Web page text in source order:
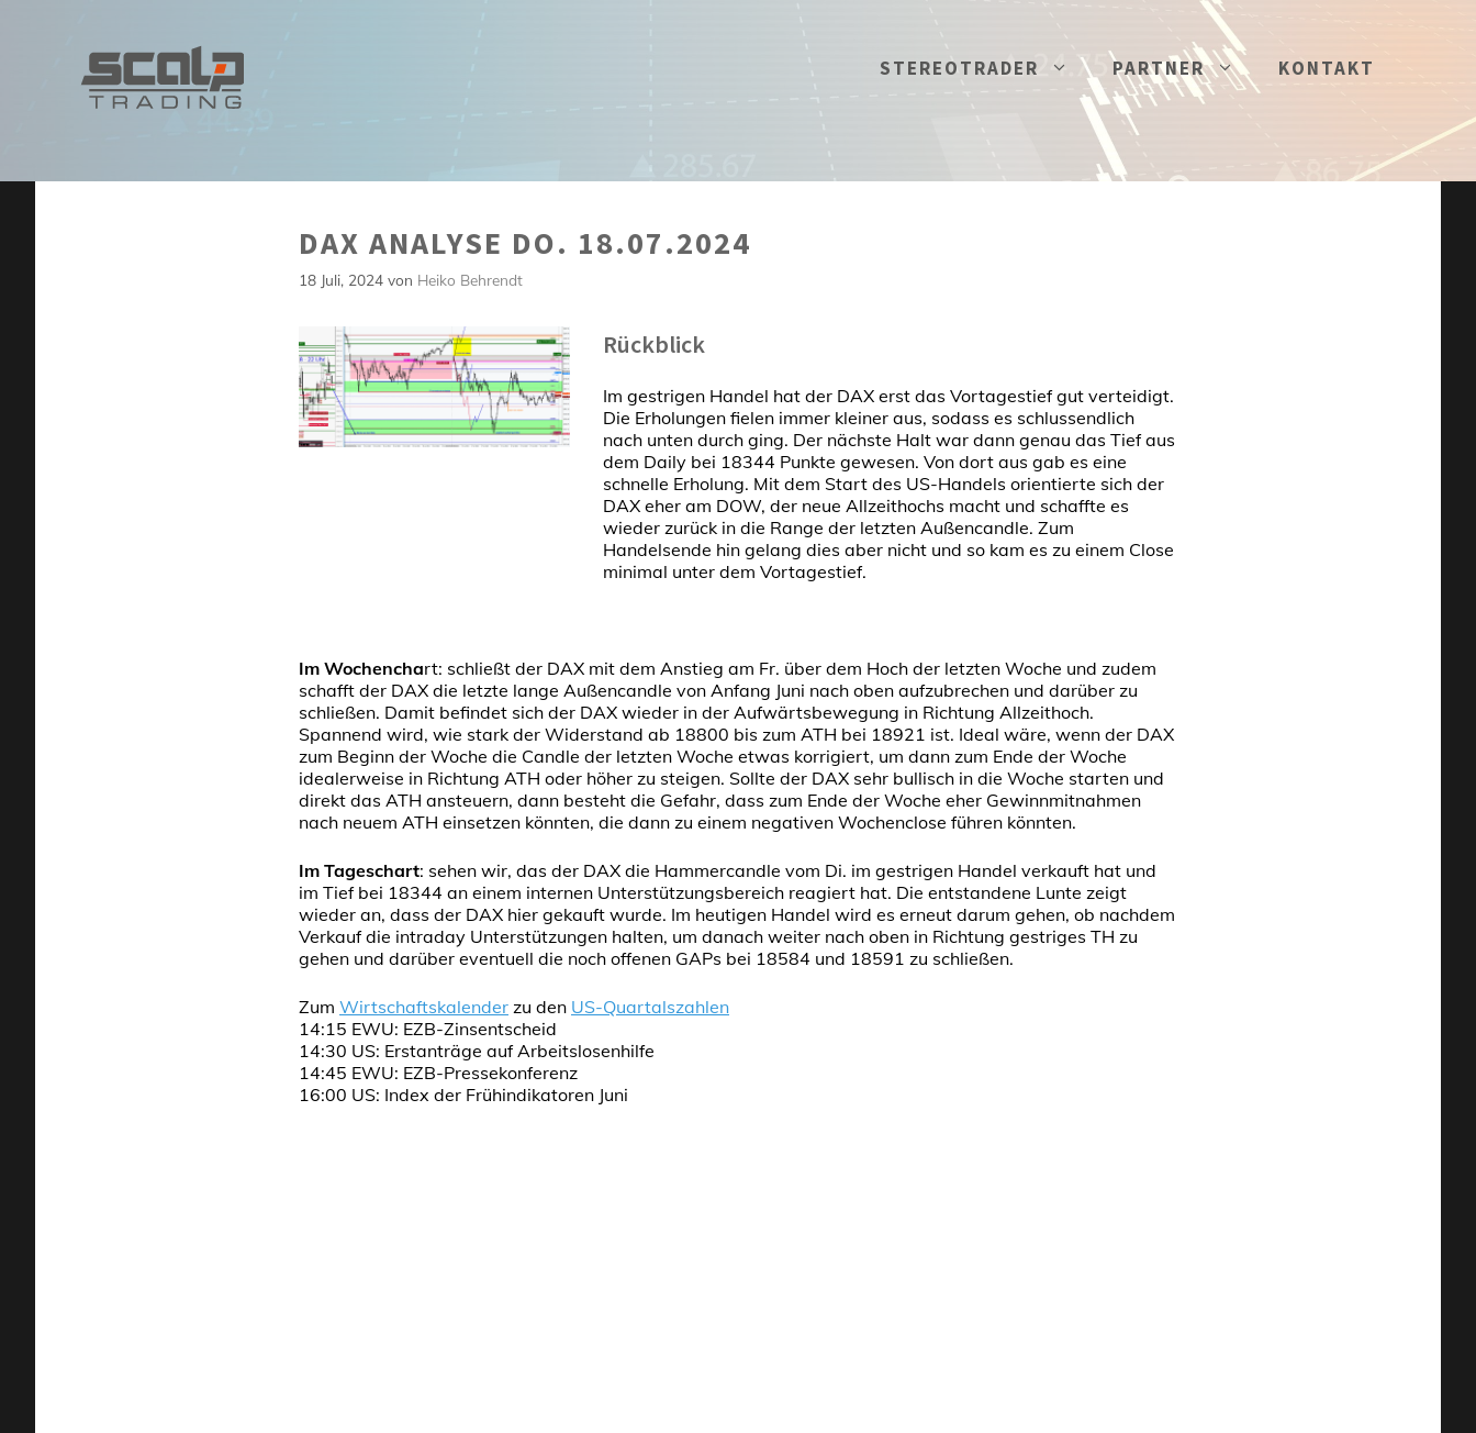
STEREOTRADER PARTNER KONTAKT
DAX ANALYSE DO. 18.07.2024
18 Juli, 2024 von Heiko Behrendt
Rückblick
Im gestrigen Handel hat der DAX erst das Vortagestief gut verteidigt.
Die Erholungen fielen immer kleiner aus, sodass es schlussendlich
nach unten durch ging. Der nächste Halt war dann genau das Tief aus
dem Daily bei 18344 Punkte gewesen. Von dort aus gab es eine
schnelle Erholung. Mit dem Start des US-Handels orientierte sich der
DAX eher am DOW, der neue Allzeithochs macht und schaffte es
wieder zurück in die Range der letzten Außencandle. Zum
Handelsende hin gelang dies aber nicht und so kam es zu einem Close
minimal unter dem Vortagestief.
Im Wochenchart: schließt der DAX mit dem Anstieg am Fr. über dem Hoch der letzten Woche und zudem
schafft der DAX die letzte lange Außencandle von Anfang Juni nach oben aufzubrechen und darüber zu
schließen. Damit befindet sich der DAX wieder in der Aufwärtsbewegung in Richtung Allzeithoch.
Spannend wird, wie stark der Widerstand ab 18800 bis zum ATH bei 18921 ist. Ideal wäre, wenn der DAX
zum Beginn der Woche die Candle der letzten Woche etwas korrigiert, um dann zum Ende der Woche
idealerweise in Richtung ATH oder höher zu steigen. Sollte der DAX sehr bullisch in die Woche starten und
direkt das ATH ansteuern, dann besteht die Gefahr, dass zum Ende der Woche eher Gewinnmitnahmen
nach neuem ATH einsetzen könnten, die dann zu einem negativen Wochenclose führen könnten.
Im Tageschart: sehen wir, das der DAX die Hammercandle vom Di. im gestrigen Handel verkauft hat und
im Tief bei 18344 an einem internen Unterstützungsbereich reagiert hat. Die entstandene Lunte zeigt
wieder an, dass der DAX hier gekauft wurde. Im heutigen Handel wird es erneut darum gehen, ob nachdem
Verkauf die intraday Unterstützungen halten, um danach weiter nach oben in Richtung gestriges TH zu
gehen und darüber eventuell die noch offenen GAPs bei 18584 und 18591 zu schließen.
Zum Wirtschaftskalender zu den US-Quartalszahlen
14:15 EWU: EZB-Zinsentscheid
14:30 US: Erstanträge auf Arbeitslosenhilfe
14:45 EWU: EZB-Pressekonferenz
16:00 US: Index der Frühindikatoren Juni